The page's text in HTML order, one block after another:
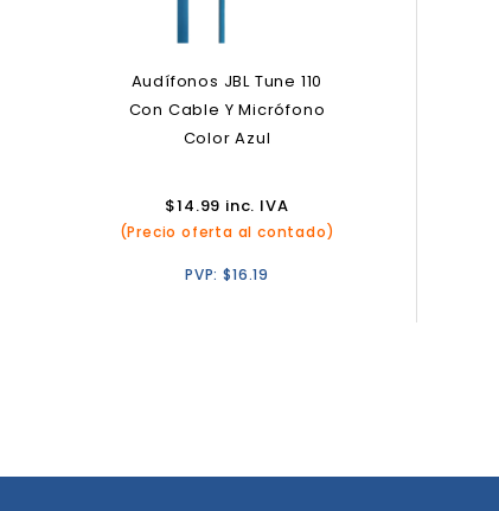
Audífonos JBL Tune 110
Con Cable Y Micrófono
Color Azul
$14.99 inc. IVA
(Precio oferta al contado)
PVP:$16.19